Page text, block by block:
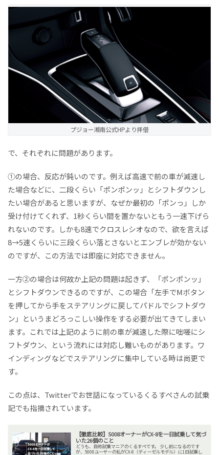
プジョー湘南公式HPより拝借
で、それぞれに問題があります。
①の場合、反応が鈍いのです。例えば高速で前の車が減速し
た場合などに、二段くらい「ポンポンッ」とシフトダウンし
たい場合があると思いますが、なぜか最初の「ポンっ」しか
受け付けてくれず、1秒くらい間を置かないともう一速下げら
れないのです。しかも8速でクロスレシオなので、欲を言えば
8→5速くらいに三段くらい落とさないとエンブレが効かない
のですが、この方法では即座に対応できません。
一方②の場合は何故か上記の問題は起きず、「ポンポンッ」
とシフトダウンできるのですが、この場合「左手でMボタン
を押してから手をステアリングに戻してパドルでシフトダウ
ン」というまどろっこしい操作をする必要が出てきてしまい
ます。これでは上記のように前の車が減速した際に咄嗟にシ
フトダウン、という流れには対応し難いものがあります。ワ
インディングなどでステアリングに集中している時は尚更で
す。
この点は、Twitterでお世話になっているくるすぺさんの試乗
記でも指摘されています。
【徹底比較】5008オーナーがCX-8を一日試乗して気づ
いた26個のこと
どうも、自称試乗マニアのくるすぺです。 少し前になるのです
が、5008ユーザーの私がCX-8（ディーゼルモデル）に1日試乗し